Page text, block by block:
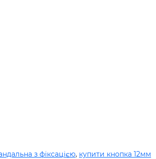
з фіксацією, купити кнопка 12мм